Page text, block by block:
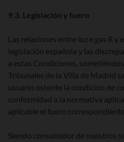
9.3. Legislación y fuero
Las relaciones entre luz e gas R y
legislación española y las
a estas Condiciones,
Tribunales de la Villa de Madrid
usuario ostente la condición de
conformidad a la normativa
aplicable el fuero
Siendo consumidor de nuestros